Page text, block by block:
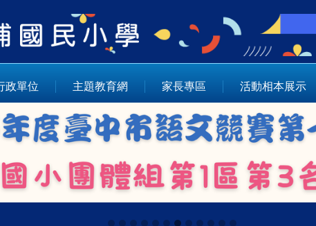
政單位 主題教育網 家長專區 活動相本展示